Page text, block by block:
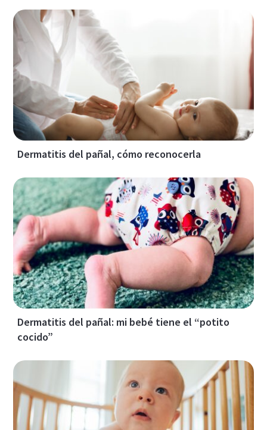
Dermatitis del pañal, cómo reconocerla
Dermatitis del pañal: mi bebé tiene el “potito
cocido”